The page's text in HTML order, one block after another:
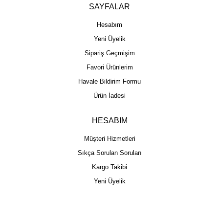
SAYFALAR
Hesabım
Yeni Üyelik
Sipariş Geçmişim
Favori Ürünlerim
Havale Bildirim Formu
Ürün İadesi
HESABIM
Müşteri Hizmetleri
Sıkça Sorulan Soruları
Kargo Takibi
Yeni Üyelik